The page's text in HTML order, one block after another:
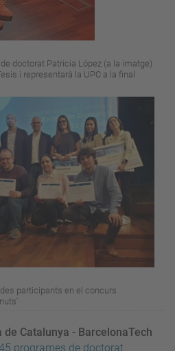
doctorat Patricia López (a la imatge)
i representarà la UPC a la final
participants en el concurs
Catalunya - BarcelonaTech
programes de doctorat